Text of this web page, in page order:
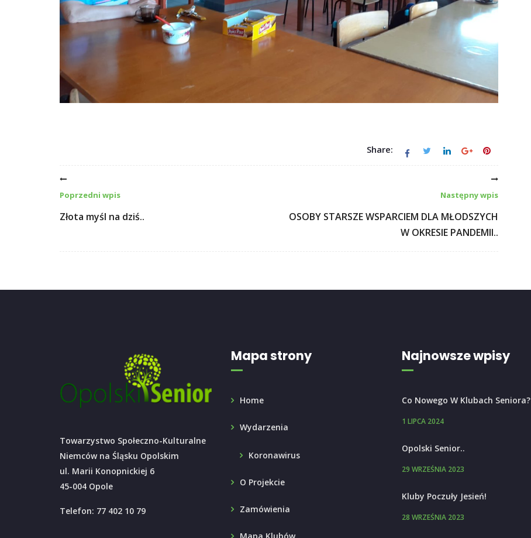
Share:
Poprzedni wpis
Złota myśl na dziś..
Następny wpis
OSOBY STARSZE WSPARCIEM DLA MŁODSZYCH
W OKRESIE PANDEMII..
Towarzystwo Społeczno-Kulturalne
Niemców na Śląsku Opolskim
ul. Marii Konopnickiej 6
45-004 Opole
Telefon: 77 402 10 79
Mapa strony
Home
Wydarzenia
Koronawirus
O Projekcie
Zamówienia
Mapa Klubów
Najnowsze wpisy
Co Nowego W Klubach Seniora?
1 LIPCA 2024
Opolski Senior..
29 WRZEŚNIA 2023
Kluby Poczuły Jesień!
28 WRZEŚNIA 2023